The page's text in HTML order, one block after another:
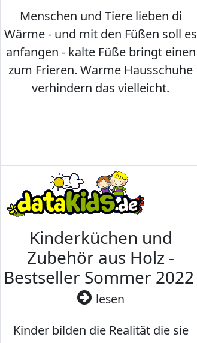
Menschen und Tiere lieben di
Wärme - und mit den Füßen soll es
anfangen - kalte Füße bringt einen
zum Frieren. Warme Hausschuhe
verhindern das vielleicht.
Kinderküchen und
Zubehör aus Holz -
Bestseller Sommer 2022
lesen
Kinder bilden die Realität die sie